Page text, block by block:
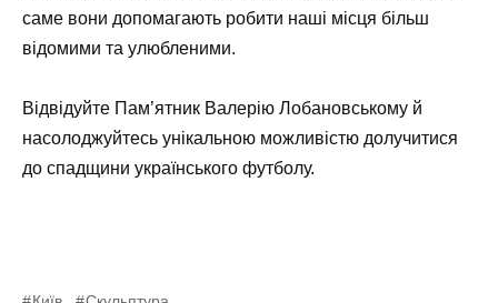
саме вони допомагають робити наші місця більш
відомими та улюбленими.
Відвідуйте Пам’ятник Валерію Лобановському й
насолоджуйтесь унікальною можливістю долучитися
до спадщини українського футболу.